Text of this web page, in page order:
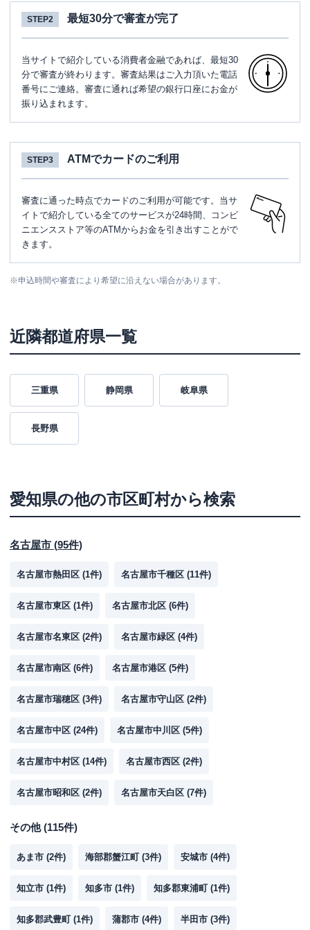
STEP2 最短30分で審査が完了
当サイトで紹介している消費者金融であれば、最短30
分で審査が終わります。審査結果はご入力頂いた電話
番号にご連絡。審査に通れば希望の銀行口座にお金が
振り込まれます。
STEP3 ATMでカードのご利用
審査に通った時点でカードのご利用が可能です。当サ
イトで紹介している全てのサービスが24時間、コンビ
ニエンスストア等のATMからお金を引き出すことがで
きます。
※申込時間や審査により希望に沿えない場合があります。
近隣都道府県一覧
三重県 静岡県 岐阜県
長野県
愛知県の他の市区町村から検索
名古屋市 (95件)
名古屋市熱田区 (1件) 名古屋市千種区 (11件)
名古屋市東区 (1件) 名古屋市北区 (6件)
名古屋市名東区 (2件) 名古屋市緑区 (4件)
名古屋市南区 (6件) 名古屋市港区 (5件)
名古屋市瑞穂区 (3件) 名古屋市守山区 (2件)
名古屋市中区 (24件) 名古屋市中川区 (5件)
名古屋市中村区 (14件) 名古屋市西区 (2件)
名古屋市昭和区 (2件) 名古屋市天白区 (7件)
その他(115件)
あま市 (2件) 海部郡蟹江町 (3件) 安城市 (4件)
知立市 (1件) 知多市 (1件) 知多郡東浦町 (1件)
知多郡武豊町 (1件) 蒲郡市 (4件) 半田市 (3件)